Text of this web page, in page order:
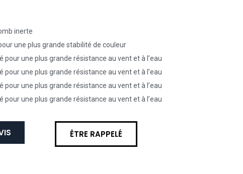
inerte
une plus grande stabilité de couleur
pour une plus grande résistance au vent et à l’eau
pour une plus grande résistance au vent et à l’eau
pour une plus grande résistance au vent et à l’eau
pour une plus grande résistance au vent et à l’eau
ÊTRE RAPPELÉ